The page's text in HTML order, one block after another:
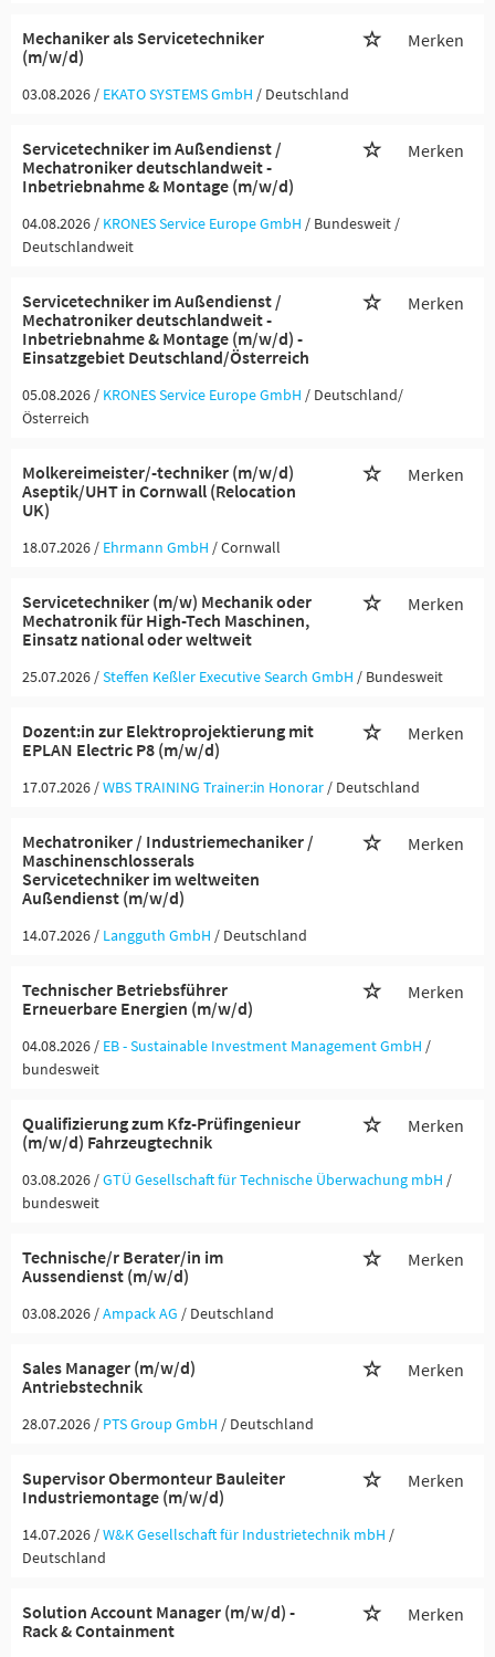
Mechaniker als Servicetechniker
(m/w/d)
Merken
03.08.2026 / EKATO SYSTEMS GmbH / Deutschland
Servicetechniker im Außendienst /
Mechatroniker deutschlandweit -
Inbetriebnahme & Montage (m/w/d)
Merken
04.08.2026 / KRONES Service Europe GmbH / Bundesweit /
Deutschlandweit
Servicetechniker im Außendienst /
Mechatroniker deutschlandweit -
Inbetriebnahme & Montage (m/w/d) -
Einsatzgebiet Deutschland/Österreich
Merken
05.08.2026 / KRONES Service Europe GmbH / Deutschland/
Österreich
Molkereimeister/-techniker (m/w/d)
Aseptik/UHT in Cornwall (Relocation
UK)
Merken
18.07.2026 / Ehrmann GmbH / Cornwall
Servicetechniker (m/w) Mechanik oder
Mechatronik für High-Tech Maschinen,
Einsatz national oder weltweit
Merken
25.07.2026 /Steffen Keßler Executive Search GmbH / Bundesweit
Dozent:in zur Elektroprojektierung mit
EPLAN Electric P8 (m/w/d)
Merken
17.07.2026 /WBS TRAINING Trainer:in Honorar / Deutschland
Mechatroniker / Industriemechaniker /
Maschinenschlosserals
Servicetechniker im weltweiten
Außendienst (m/w/d)
Merken
14.07.2026 / Langguth GmbH / Deutschland
Technischer Betriebsführer
Erneuerbare Energien (m/w/d)
Merken
04.08.2026 / EB - Sustainable Investment Management GmbH /
bundesweit
Qualifizierung zum Kfz-Prüfingenieur
(m/w/d) Fahrzeugtechnik
Merken
03.08.2026 /GTÜ Gesellschaft für Technische Überwachung mbH /
bundesweit
Technische/r Berater/in im
Aussendienst (m/w/d)
Merken
03.08.2026 /Ampack AG / Deutschland
Sales Manager (m/w/d)
Antriebstechnik
Merken
28.07.2026 / PTS Group GmbH / Deutschland
Supervisor Obermonteur Bauleiter
Industriemontage (m/w/d)
Merken
14.07.2026 /W&K Gesellschaft für Industrietechnik mbH /
Deutschland
Solution Account Manager (m/w/d) -
Rack & Containment
Merken